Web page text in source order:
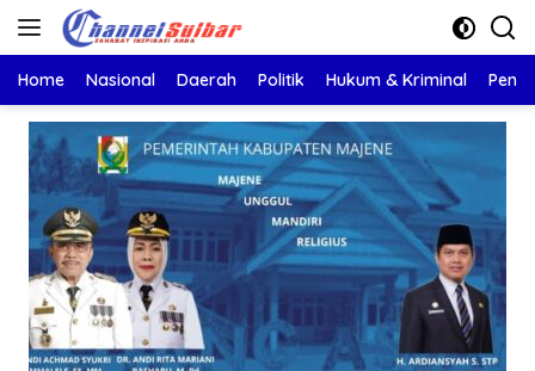
Langsung
Home Nasional Daerah Politik Hukum & Kriminal